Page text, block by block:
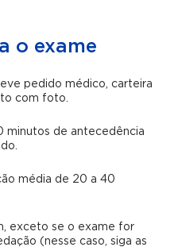
o exame
leve pedido médico, carteira
com foto.
minutos de antecedência
média de 20 a 40
exceto se o exame for
(nesse caso, siga as